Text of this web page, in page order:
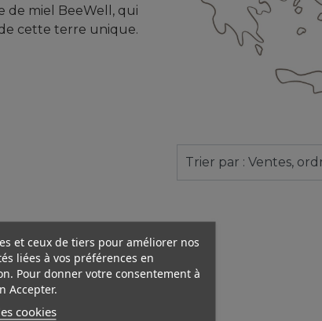
de miel BeeWell, qui
cette terre unique.
et ceux de tiers pour améliorer nos
liées à vos préférences en
Pour donner votre consentement à
Accepter.
cookies